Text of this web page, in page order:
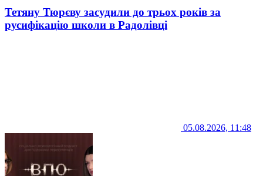
Тетяну Тюрєву засудили до трьох років за
русифікацію школи в Радолівці
05.08.2026, 11:48